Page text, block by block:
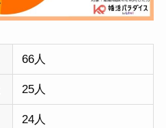
66人
25人
24人